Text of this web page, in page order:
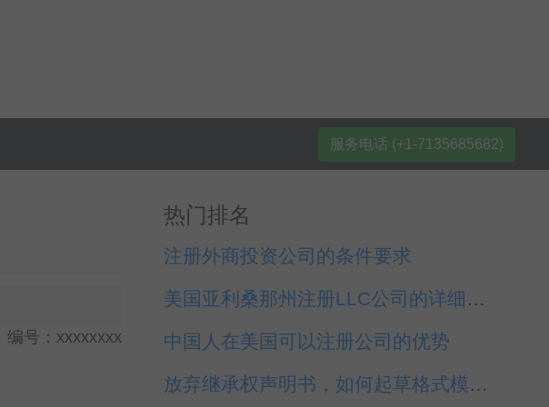
服务电话 (+1-7135685682)
编号：xxxxxxxx
热门排名
注册外商投资公司的条件要求
美国亚利桑那州注册LLC公司的详细介绍
中国人在美国可以注册公司的优势
放弃继承权声明书，如何起草格式模板，使馆认证